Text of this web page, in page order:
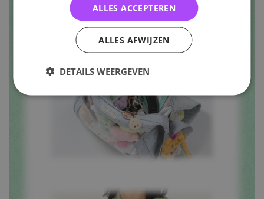
ALLES ACCEPTEREN
ALLES AFWIJZEN
DETAILS WEERGEVEN